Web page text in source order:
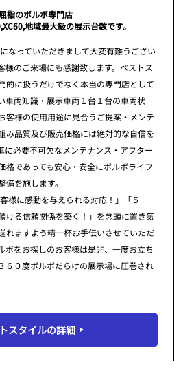
指のボルボ専門店
地域最大級の展示台数です。
なっていただきまして大変有難うござい
様のご来場にも感謝致します。ベストス
的に扱うだけでなく本当の専門店として
車両知識・展示車両１台１台の車両状
客様の使用用途に見合うご提案・メンテ
み品質及び販売価格には絶対的な自信を
に必要不可欠なメンテナンス・アフター
格であっても安心・安全にボルボライフ
を施します。
様に感動を与えられる対応！」「５
ける信頼関係を築く！」を念頭に置き気
れますよう精一杯お手伝いさせていただ
ボをお探しのお客様は是非、一度お立ち
６０度ボルボだらけの展示場に圧巻され
スタイルの詳細